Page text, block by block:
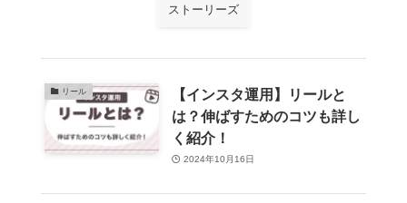
ストーリーズ
リール
【インスタ運用】リールと
は？伸ばすためのコツも詳し
く紹介！
2024年10月16日